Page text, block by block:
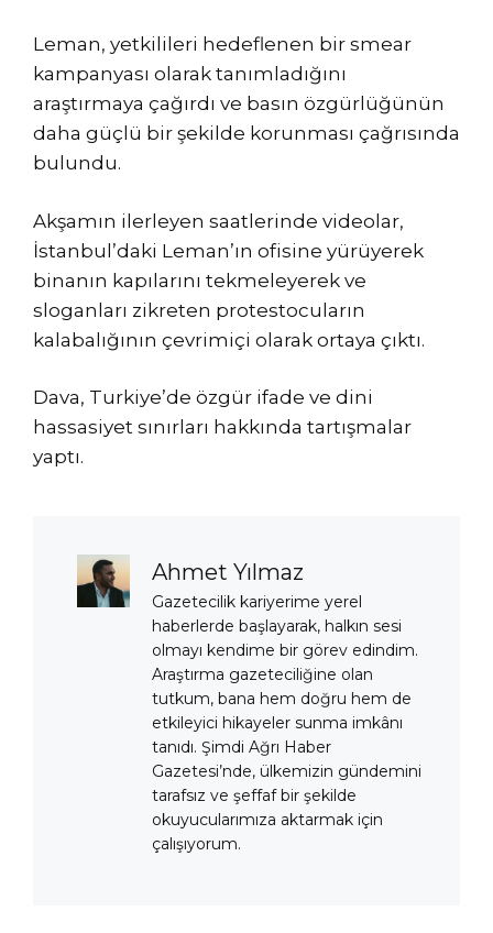
Leman, yetkilileri hedeflenen bir smear
kampanyası olarak tanımladığını
araştırmaya çağırdı ve basın özgürlüğünün
daha güçlü bir şekilde korunması çağrısında
bulundu.
Akşamın ilerleyen saatlerinde videolar,
İstanbul’daki Leman’ın ofisine yürüyerek
binanın kapılarını tekmeleyerek ve
sloganları zikreten protestocuların
kalabalığının çevrimiçi olarak ortaya çıktı.
Dava, Turkiye’de özgür ifade ve dini
hassasiyet sınırları hakkında tartışmalar
yaptı.
Ahmet Yılmaz
Gazetecilik kariyerime yerel
haberlerde başlayarak, halkın sesi
olmayı kendime bir görev edindim.
Araştırma gazeteciliğine olan
tutkum, bana hem doğru hem de
etkileyici hikayeler sunma imkânı
tanıdı. Şimdi Ağrı Haber
Gazetesi’nde, ülkemizin gündemini
tarafsız ve şeffaf bir şekilde
okuyucularımıza aktarmak için
çalışıyorum.